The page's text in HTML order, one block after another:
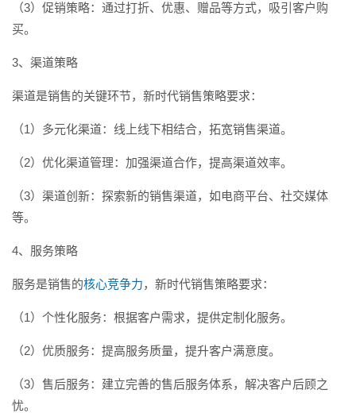
（3）促销策略：通过打折、优惠、赠品等方式，吸引客户购
买。
3、渠道策略
渠道是销售的关键环节，新时代销售策略要求：
（1）多元化渠道：线上线下相结合，拓宽销售渠道。
（2）优化渠道管理：加强渠道合作，提高渠道效率。
（3）渠道创新：探索新的销售渠道，如电商平台、社交媒体
等。
4、服务策略
服务是销售的核心竞争力，新时代销售策略要求：
（1）个性化服务：根据客户需求，提供定制化服务。
（2）优质服务：提高服务质量，提升客户满意度。
（3）售后服务：建立完善的售后服务体系，解决客户后顾之
忧。